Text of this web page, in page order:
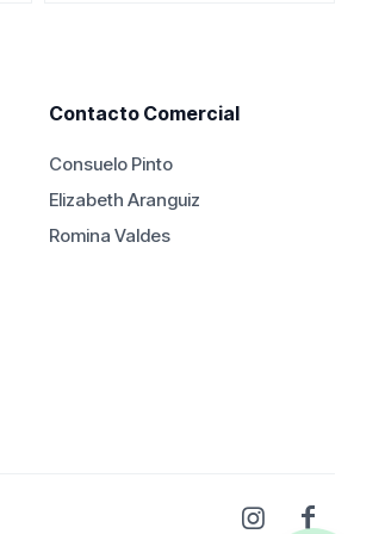
Contacto Comercial
Consuelo Pinto
Elizabeth Aranguiz
Romina Valdes